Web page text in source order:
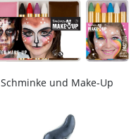
Schminke und Make-Up